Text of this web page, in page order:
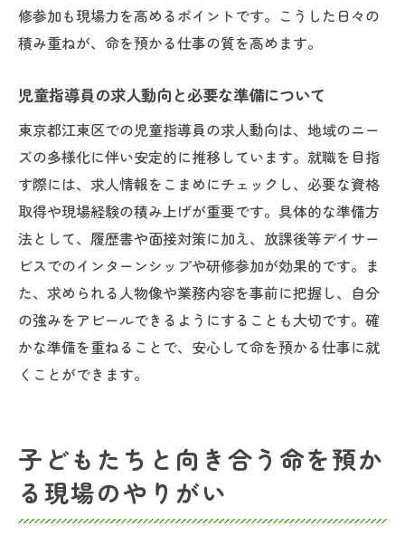
修参加も現場力を高めるポイントです。こうした日々の
積み重ねが、命を預かる仕事の質を高めます。
児童指導員の求人動向と必要な準備について
東京都江東区での児童指導員の求人動向は、地域のニー
ズの多様化に伴い安定的に推移しています。就職を目指
す際には、求人情報をこまめにチェックし、必要な資格
取得や現場経験の積み上げが重要です。具体的な準備方
法として、履歴書や面接対策に加え、放課後等デイサー
ビスでのインターンシップや研修参加が効果的です。ま
た、求められる人物像や業務内容を事前に把握し、自分
の強みをアピールできるようにすることも大切です。確
かな準備を重ねることで、安心して命を預かる仕事に就
くことができます。
子どもたちと向き合う命を預か
る現場のやりがい